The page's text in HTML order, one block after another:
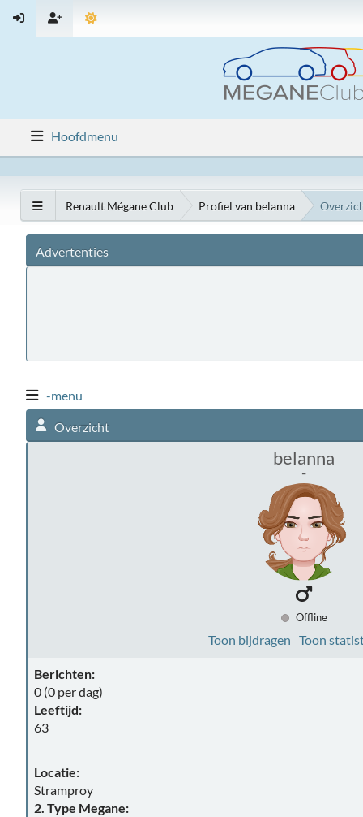
Hoofdmenu
Renault Mégane Club Profiel van belanna
Advertenties
-menu
Overzicht
belanna
-
Offline
Toon bijdragen Toon
Berichten:
0 (0 per dag)
Leeftijd:
63
Locatie:
Stramproy
2. Type Megane: